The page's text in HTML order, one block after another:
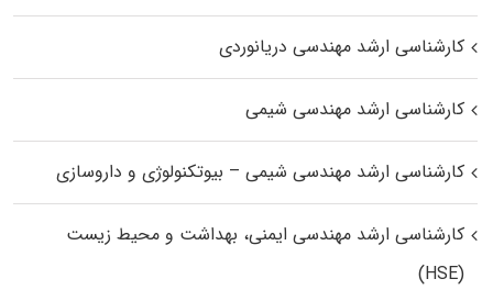
کارشناسی ارشد مهندسی دریانوردی
کارشناسی ارشد مهندسی شیمی
کارشناسی ارشد مهندسی شیمی – بیوتکنولوژی و داروسازی
کارشناسی ارشد مهندسی ایمنی، بهداشت و محیط زیست
(HSE)